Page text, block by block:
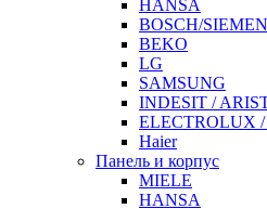
HANSA
BOSCH/
BEKO
LG
SAMSUNG
INDESIT /
ELECTROLUX
Haier
Панель и корпус
MIELE
HANSA